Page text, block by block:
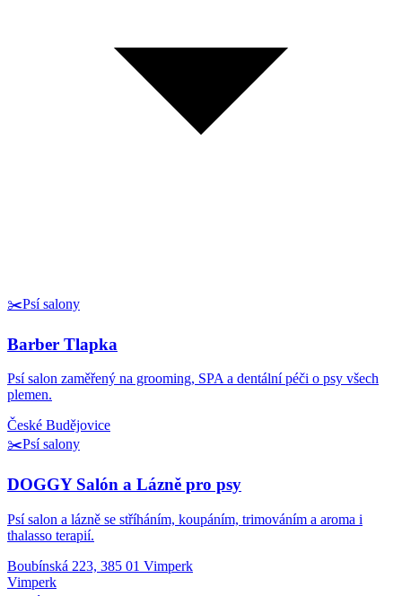
✂️Psí salony
Barber Tlapka
Psí salon zaměřený na grooming, SPA a dentální péči o psy všech
plemen.
České Budějovice
✂️Psí salony
DOGGY Salón a Lázně pro psy
Psí salon a lázně se stříháním, koupáním, trimováním a aroma i
thalasso terapií.
Boubínská 223, 385 01 Vimperk
Vimperk